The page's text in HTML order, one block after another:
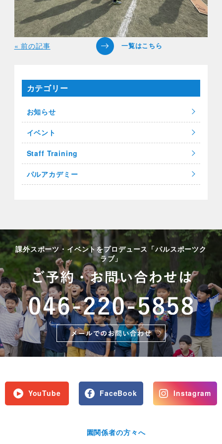
« 前の記事
カテゴリー
お知らせ
イベント
Staff Training
パルアカデミー
課外スポーツ・イベントをプロデュース「パルスポーツク
ラブ」
YouTube FaceBook Instagram
園関係者の方々へ